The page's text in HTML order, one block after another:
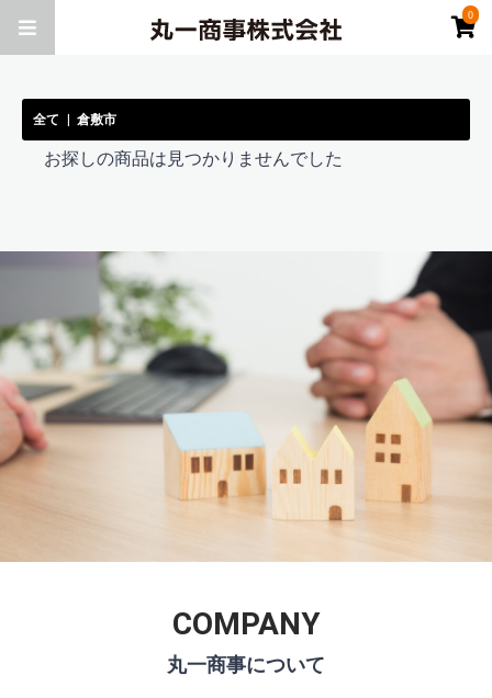
0
全て 倉敷市
お探しの商品は見つかりませんでした
COMPANY